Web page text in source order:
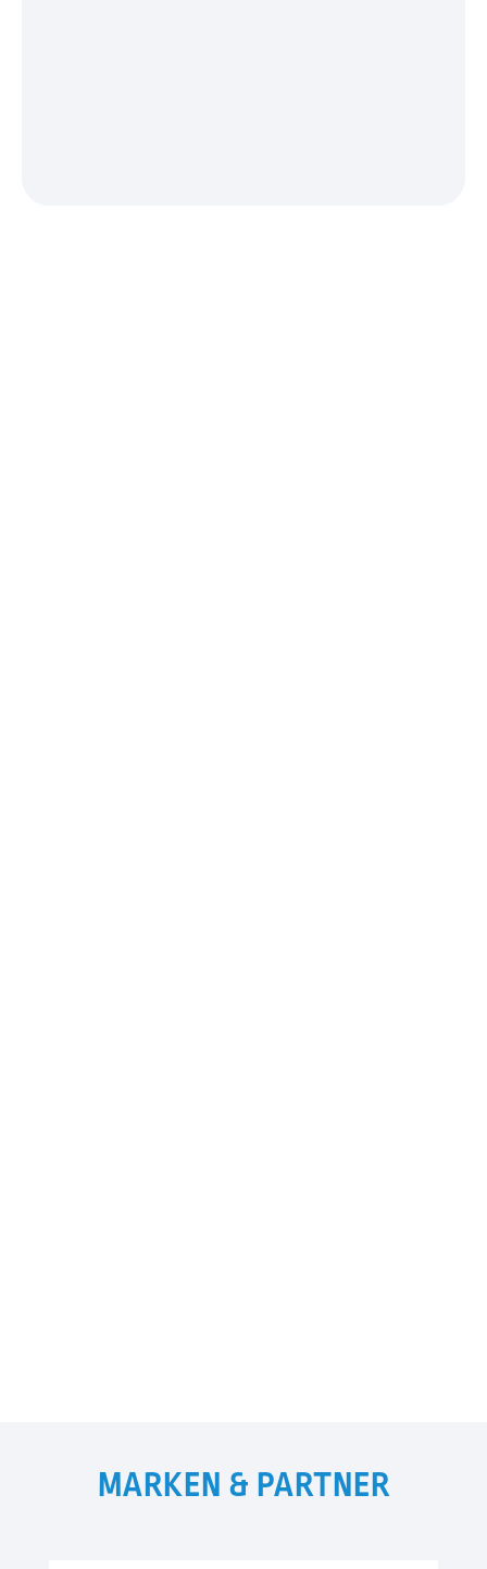
MARKEN & PARTNER